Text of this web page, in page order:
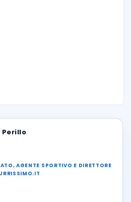
Perillo
AGENTE SPORTIVO E DIRETTORE